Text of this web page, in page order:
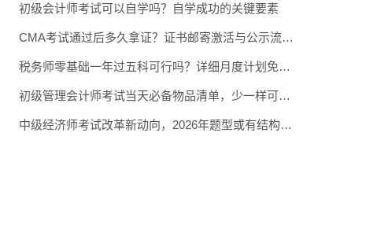
初级会计师考试可以自学吗？自学成功的关键要素
CMA考试通过后多久拿证？证书邮寄激活与公示流程指南
税务师零基础一年过五科可行吗？详细月度计划免费分享
初级管理会计师考试当天必备物品清单，少一样可能无法入场
中级经济师考试改革新动向，2026年题型或有结构性调整